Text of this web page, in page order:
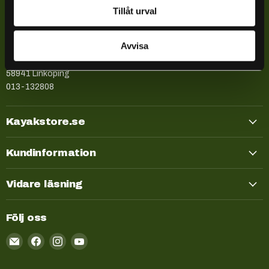
Tillåt urval
Avvisa
Explr Sweden AB
Låsbomsgatan 27
58941 Linköping
013-132808
Kayakstore.se
Kundinformation
Vidare läsning
Följ oss
Email
Kayakstore.se